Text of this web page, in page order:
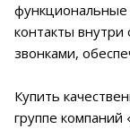
контакты
звонками,
Купить
группе